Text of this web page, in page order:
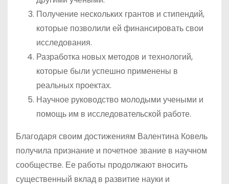
Получение нескольких грантов и стипендий,
которые позволили ей финансировать свои
исследования.
Разработка новых методов и технологий,
которые были успешно применены в
реальных проектах.
Научное руководство молодыми учеными и
помощь им в исследовательской работе.
Благодаря своим достижениям Валентина Ковель
получила признание и почетное звание в научном
сообществе. Ее работы продолжают вносить
существенный вклад в развитие науки и